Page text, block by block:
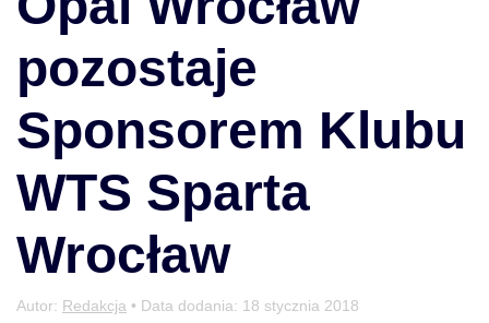
pozostaje
Sponsorem Klubu
WTS Sparta
Wrocław
Autor: Redakcja • Data dodania: 18 stycznia 2018